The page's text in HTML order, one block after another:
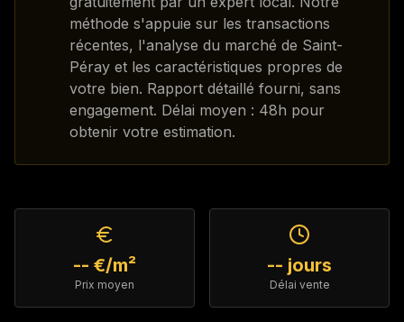
méthode s'appuie sur les transactions
récentes, l'analyse du marché de Saint-
Péray et les caractéristiques propres de
votre bien. Rapport détaillé fourni, sans
engagement. Délai moyen : 48h pour
obtenir votre estimation.
-- €/m²
Prix moyen
-- jours
Délai vente